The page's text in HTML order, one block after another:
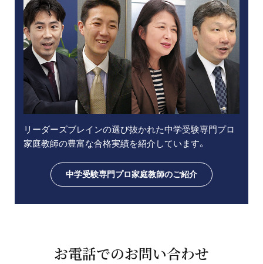
リーダーズブレインの選び抜かれた中学受験専門プロ
家庭教師の豊富な合格実績を紹介しています。
中学受験専門プロ家庭教師のご紹介
お電話でのお問い合わせ